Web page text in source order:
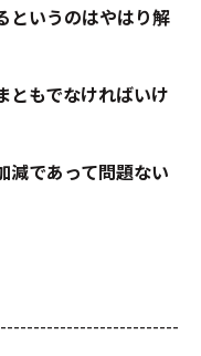
というのはやはり解
ともでなければいけ
減であって問題ない